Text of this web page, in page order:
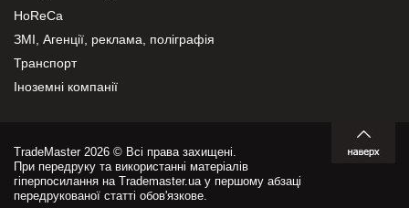
HoReCa
ЗМІ, Агенції, реклама, поліграфія
Транспорт
Іноземні компанії
TradeMaster 2026 © Всі права захищені.
При передруку та використанні матеріалів
гіперпосилання на Trademaster.ua у першому абзаці
передрукованої статті обов'язкове.